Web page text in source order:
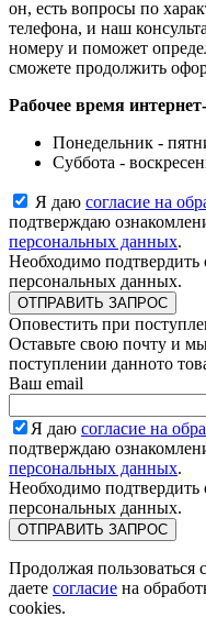
он, есть вопросы по
телефона, и наш
номеру и поможет
сможете продолжить
Рабочее время
Понедельник -
Суббота -
Я даю согласие на
подтверждаю
персональных данных.
Необходимо подтвердить
персональных данных.
ОТПРАВИТЬ ЗАПРОС
Оповестить при
Оставьте свою почту и
поступлении данното
Ваш email
Я даю согласие на
подтверждаю
персональных данных.
Необходимо подтвердить
персональных данных.
ОТПРАВИТЬ ЗАПРОС
Продолжая пользоваться
даете согласие на
cookies.